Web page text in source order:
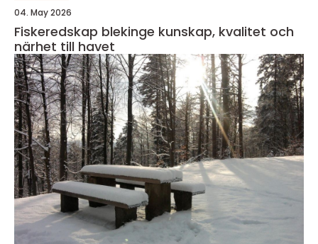
04. May 2026
Fiskeredskap blekinge kunskap, kvalitet och
närhet till havet